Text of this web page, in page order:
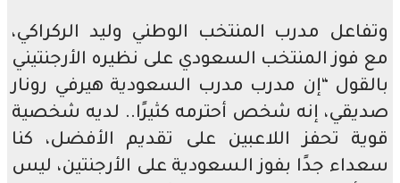
وتفاعل مدرب المنتخب الوطني وليد الركراكي،
مع فوز المنتخب السعودي على نظيره الأرجنتيني
بالقول “إن مدرب مدرب السعودية هيرفي رونار
صديقي، إنه شخص أحترمه كثيرًا.. لديه شخصية
قوية تحفز اللاعبين على تقديم الأفضل، كنا
سعداء جدًا بفوز السعودية على الأرجنتين، ليس